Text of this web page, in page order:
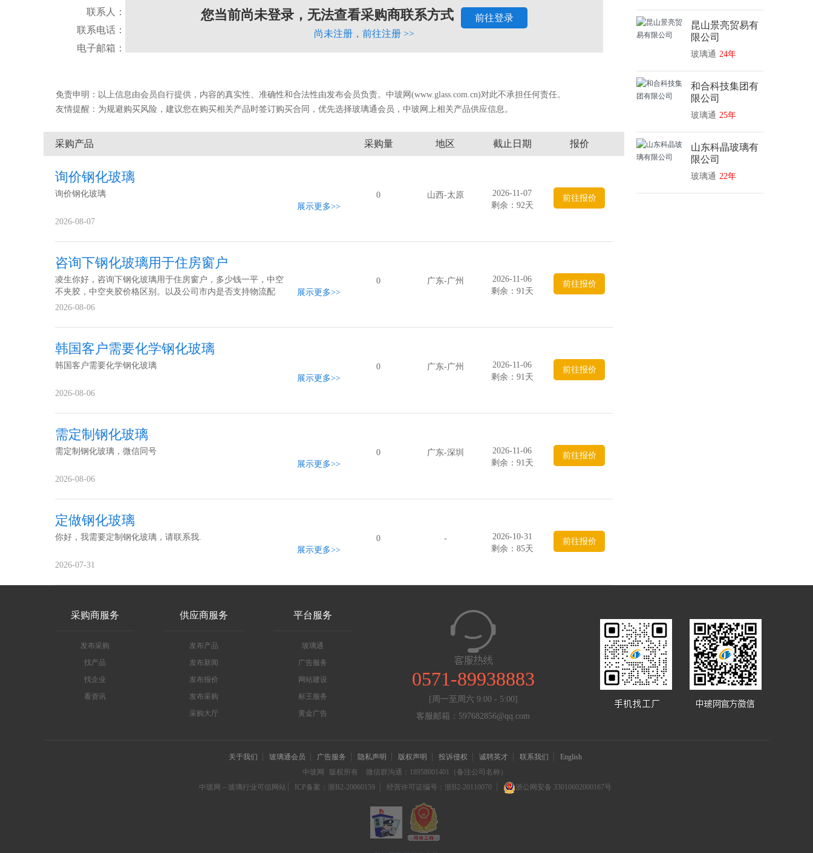
联系人：
联系电话：
电子邮箱：
您当前尚未登录，无法查看采购商联系方式
尚未注册， 前往注册 >>
前往登录
免责申明：以上信息由会员自行提供，内容的真实性、准确性和合法性由发布会员负责。中玻网(www.glass.com.cn)对此不承担任何责任。
友情提醒：为规避购买风险，建议您在购买相关产品时签订购买合同，优先选择玻璃通会员，中玻网上相关产品供应信息。
采购产品 采购量 地区 截止日期 报价
询价钢化玻璃
询价钢化玻璃
展示更多>>
2026-08-07
0 山西-太原
2026-11-07
剩余：92天
前往报价
咨询下钢化玻璃用于住房窗户
凌生你好，咨询下钢化玻璃用于住房窗户，多少钱一平，中空
不夹胶，中空夹胶价格区别。以及公司市内是否支持物流配
送，共计12个卧室窗，六个卫生间小窗，六个楼道窗，一个厨
展示更多>>
2026-08-06
0 广东-广州
2026-11-06
剩余：91天
前往报价
韩国客户需要化学钢化玻璃
韩国客户需要化学钢化玻璃
展示更多>>
2026-08-06
0 广东-广州
2026-11-06
剩余：91天
前往报价
需定制钢化玻璃
需定制钢化玻璃，微信同号
展示更多>>
2026-08-06
0 广东-深圳
2026-11-06
剩余：91天
前往报价
定做钢化玻璃
你好，我需要定制钢化玻璃，请联系我.
展示更多>>
2026-07-31
0 -
2026-10-31
剩余：85天
前往报价
昆山景亮贸易有
限公司
玻璃通 24年
和合科技集团有
限公司
玻璃通 25年
山东科晶玻璃有
限公司
玻璃通 22年
采购商服务
发布采购
找产品
找企业
看资讯
供应商服务
发布产品
发布新闻
发布报价
发布采购
采购大厅
平台服务
玻璃通
广告服务
网站建设
标王服务
黄金广告
0571-89938883
[周一至周六 9:00 - 5:00]
客服邮箱：597682856@qq.com
关于我们 玻璃通会员 广告服务 隐私声明 版权声明 投诉侵权 诚聘英才 联系我们
English
中玻网
版权所有
微信群沟通：18958001401（备注公司名称）
中玻网－玻璃行业可信网站
ICP备案：浙B2-20060159 经营许可证编号：浙B2-20110070 浙公网安备 33010602000167号